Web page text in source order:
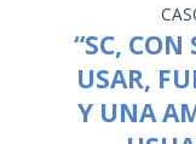
“SC, CON
USAR,
Y UNA